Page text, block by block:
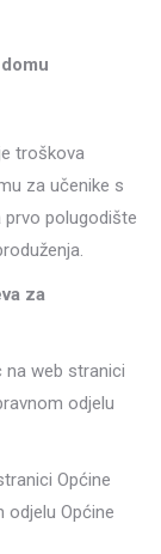
troškova
za učenike s
prvo polugodište
za
na web stranici
odjelu
Općine
odjelu Općine